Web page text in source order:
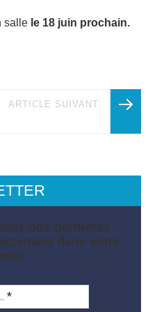
salle le 18 juin prochain.
ARTICLE SUIVANT
nos dernières
dans votre